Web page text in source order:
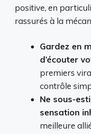
positive, en
rassurés à la
Gardez en
d’écouter
premiers
contrôle
Ne sous-
sensation
meilleure